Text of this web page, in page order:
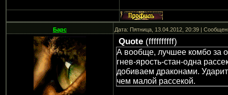
Барс Дата: Пятница, 13.04.2012, 20:39 |
Quote(ffffffffff)
А вообще, лучшее комбо за
гнев-ярость-стан-одна
добиваем драконами.
чем малой рассекой.